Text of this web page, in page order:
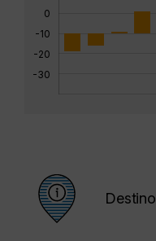
0
-10
-20
-30